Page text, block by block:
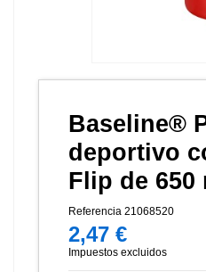
Baseline®
deportivo
Flip de 650
Referencia 21068520
2,47 €
Impuestos excluidos